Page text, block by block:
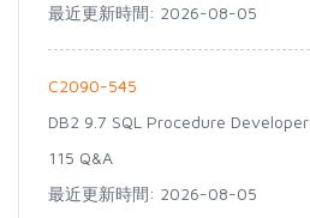
最近更新時間: 2026-08-05
C2090-545
DB2 9.7 SQL Procedure Developer
115 Q&A
最近更新時間: 2026-08-05